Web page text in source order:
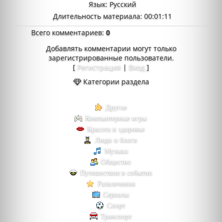
Язык: Русский
Длительность материала: 00:01:11
Всего комментариев:0
Добавлять комментарии могут только
зарегистрированные пользователи.
[ Регистрация | Вход ]
Категории раздела
Другое
Компьютерные игры
Красота и здоровье
Люди и блоги
Музыка
Общество
Путешествия и события
Развлечения
Сериалы
Спорт
Транспорт